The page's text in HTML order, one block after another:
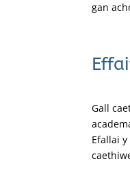
gan
Gall
Efallai